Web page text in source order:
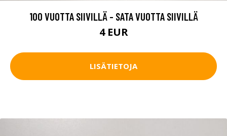
100 VUOTTA SIIVILLÄ - SATA VUOTTA SIIVILLÄ
4 EUR
LISÄTIETOJA